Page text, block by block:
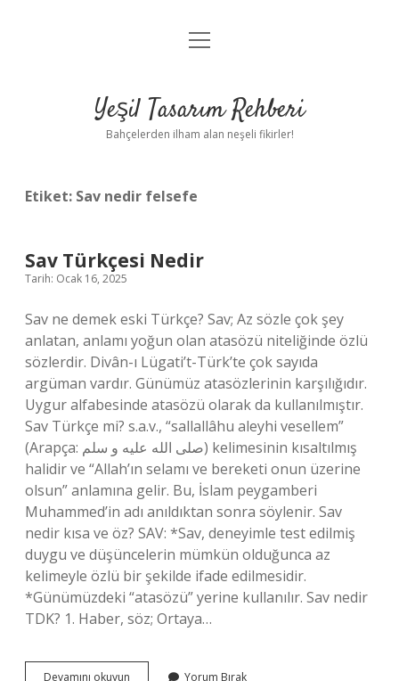
Anasayfa
Yasal Uyarı
menüyü
Yeşil Tasarım Rehberi
Bahçelerden ilham alan neşeli fikirler!
Etiket: Sav nedir felsefe
Sav Türkçesi Nedir
Tarih: Ocak 16, 2025
Sav ne demek eski Türkçe? Sav; Az sözle çok şey
anlatan, anlamı yoğun olan atasözü niteliğinde özlü
sözlerdir. Divân-ı Lügati’t-Türk’te çok sayıda
argüman vardır. Günümüz atasözlerinin karşılığıdır.
Uygur alfabesinde atasözü olarak da kullanılmıştır.
Sav Türkçe mi? s.a.v., “sallallâhu aleyhi vesellem”
(Arapça: صلى الله عليه و سلم) kelimesinin kısaltılmış
halidir ve “Allah’ın selamı ve bereketi onun üzerine
olsun” anlamına gelir. Bu, İslam peygamberi
Muhammed’in adı anıldıktan sonra söylenir. Sav
nedir kısa ve öz? SAV: *Sav, deneyimle test edilmiş
duygu ve düşüncelerin mümkün olduğunca az
kelimeyle özlü bir şekilde ifade edilmesidir.
*Günümüzdeki “atasözü” yerine kullanılır. Sav nedir
TDK? 1. Haber, söz; Ortaya…
Devamını okuyun Yorum Bırak